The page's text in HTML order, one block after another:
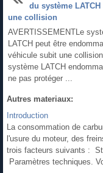
du système LATCH
une collision
AVERTISSEMENTLe
LATCH peut être
véhicule subit une
système LATCH
ne pas protéger ...
Autres materiaux:
Introduction
La consommation de
l'usure du moteur, des
trois facteurs suivants :
Paramètres techniques.